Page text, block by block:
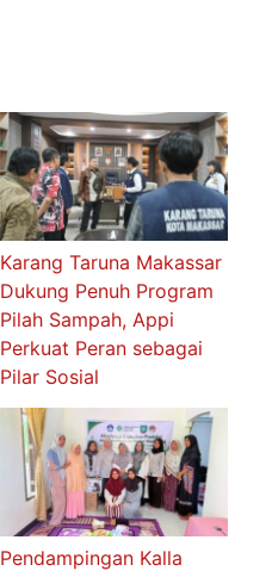
Karang Taruna Makassar
Dukung Penuh Program
Pilah Sampah, Appi
Perkuat Peran sebagai
Pilar Sosial
Pendampingan Kalla